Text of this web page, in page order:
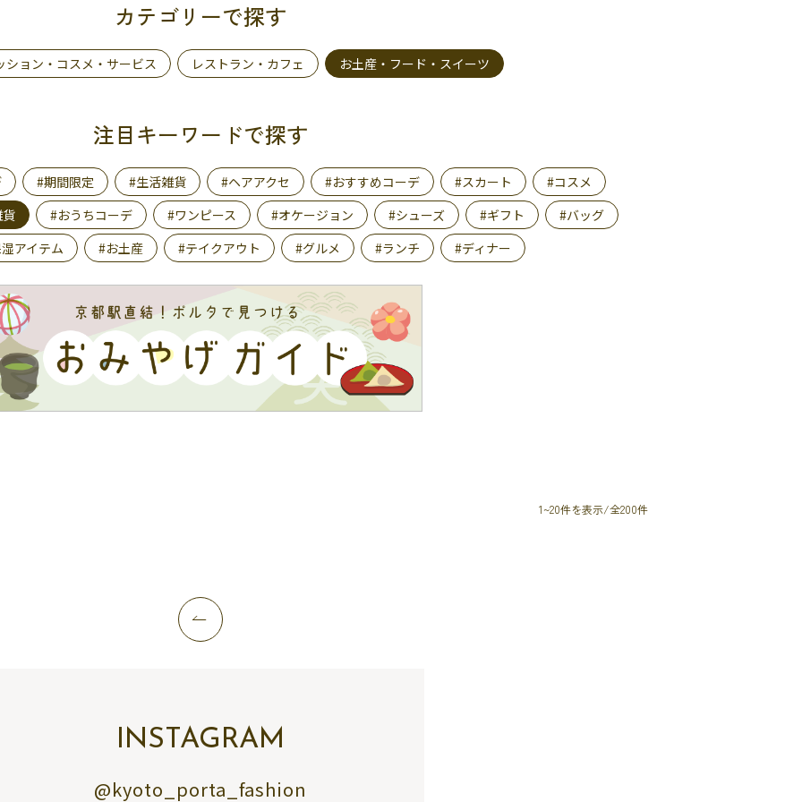
カテゴリーで探す
ション・コスメ・サービス レストラン・カフェ お土産・フード・スイーツ
注目キーワードで探す
#期間限定 #生活雑貨 #ヘアアクセ #おすすめコーデ #スカート
#コスメ
#おうちコーデ #ワンピース #オケージョン #シューズ #ギフト
#バッグ
アイテム #お土産 #テイクアウト #グルメ #ランチ #ディナー
1~20件を表示/全200件
INSTAGRAM
@kyoto_porta_fashion